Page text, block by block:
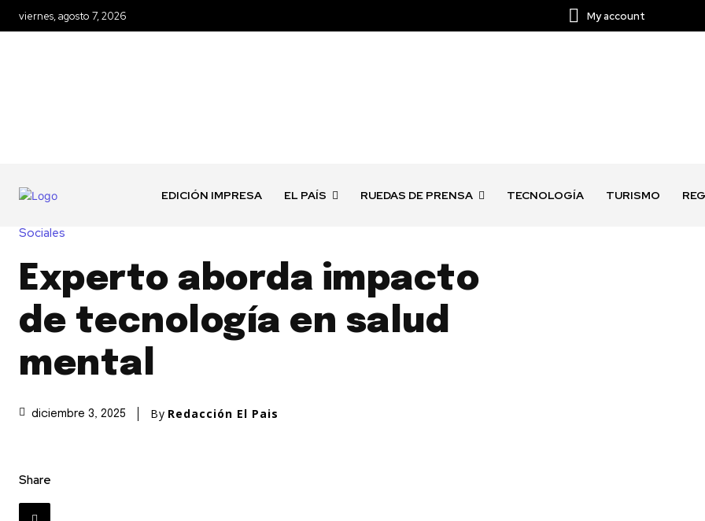
viernes, agosto 7, 2026 My account
EDICIÓN IMPRESA EL PAÍS RUEDAS DE PRENSA TECNOLOGÍA TURISMO
Sociales
Experto aborda impacto
de tecnología en salud
mental
diciembre 3, 2025 By Redacción El Pais
Share